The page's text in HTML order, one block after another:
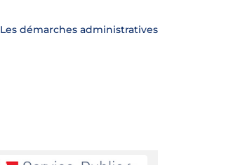
Les démarches administratives